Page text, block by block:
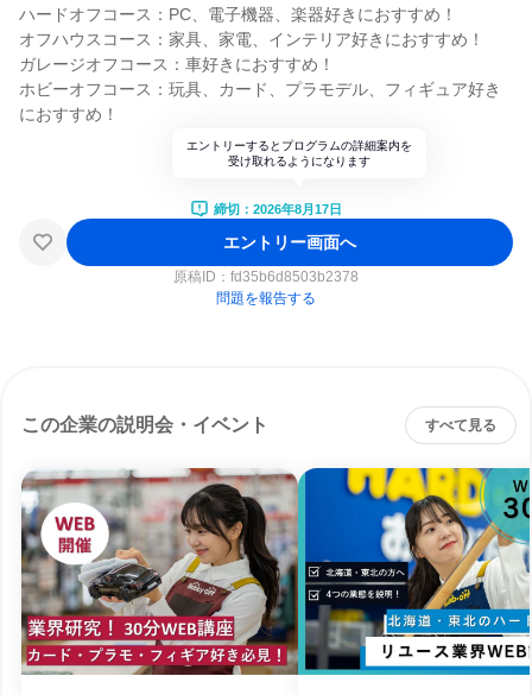
ハードオフコース：PC、電子機器、楽器好きにおすすめ！
オフハウスコース：家具、家電、インテリア好きにおすすめ！
ガレージオフコース：車好きにおすすめ！
ホビーオフコース：玩具、カード、プラモデル、フィギュア好き
におすすめ！
エントリーするとプログラムの詳細案内を
受け取れるようになります
締切：2026年8月17日
エントリー画面へ
原稿ID： fd35b6d8503b2378
問題を報告する
この企業の説明会・イベント すべて見る